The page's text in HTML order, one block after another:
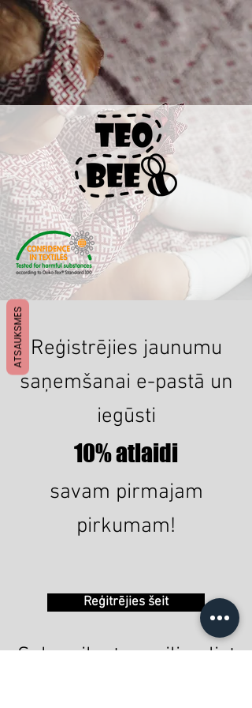
Reģistrējies jaunumu
saņemšanai e-pastā un
iegūsti
10% atlaidi
savam pirmajam
pirkumam!
Reģitrējies šeit
Subscribe to mailing list
ATSAUKSMES